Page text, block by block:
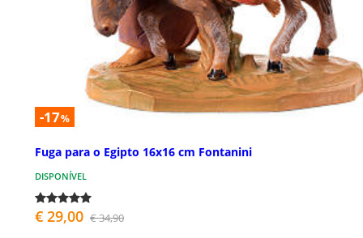
-17%
Fuga para o Egipto 16x16 cm Fontanini
DISPONÍVEL
€ 29,00 € 34,90